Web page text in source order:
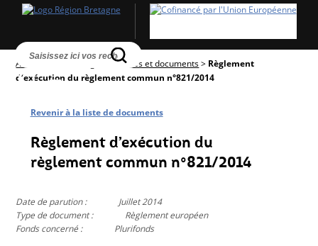
Accueil Textes réglementaires et documents> Règlement
d’exécution du règlement commun n°821/2014
Revenir à la liste de documents
Règlement d’exécution du
règlement commun n°821/2014
Date de parution :
Juillet 2014
Type de document :
Règlement européen
Fonds concerné :
Plurifonds